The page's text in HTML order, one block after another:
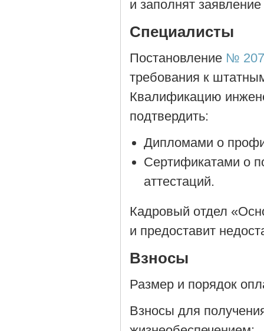
и заполнят
Специалисты
Постановление № 207
требования к
Квалификацию
подтвердить:
Дипломами о
Сертификатами о
аттестаций.
Кадровый отдел
и предоставит
Взносы
Размер и порядок
Взносы для